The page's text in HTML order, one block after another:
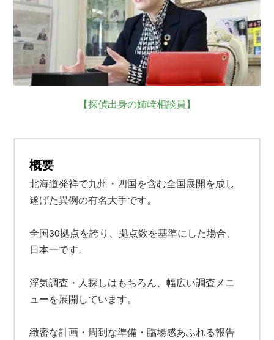
【探偵出身の姉崎相談員】
概要
北海道発祥で九州・四国を含む全国展開を成し
遂げた異例の有名大手です。
全国30拠点を誇り、拠点数を基準にした場合、
日本一です。
浮気調査・人探しはもちろん、幅広い調査メニ
ューを展開しています。
緻密な計画・周到な準備・臨場感あふれる報告